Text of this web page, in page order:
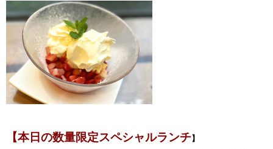
【本日の数量限定スペシャルランチ】